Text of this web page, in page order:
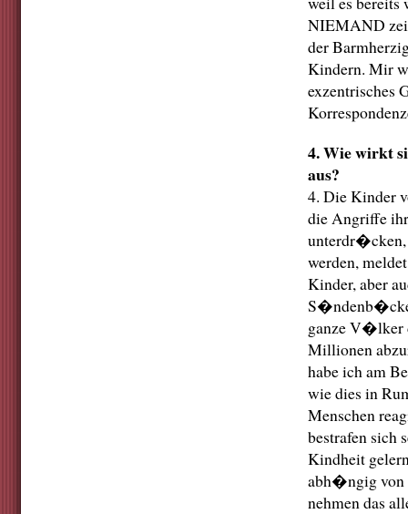
NIEMAND
der
Kindern. Mir
exzentrisches
4. Wie wirkt
aus?
4. Die Kinder
die Angriffe
unterdr�cken,
werden,
Kinder, aber
S�ndenb�cke
ganze V�lker
Millionen
habe ich am
wie dies in
Menschen
bestrafen sich
Kindheit
abh�ngig von
nehmen das